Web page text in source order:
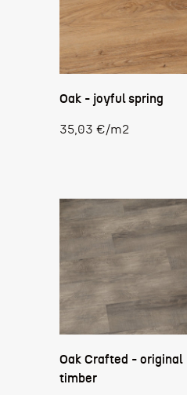
Oak - joyful spring
Stückpreis
35,03 €/m2
Oak Crafted - original
timber